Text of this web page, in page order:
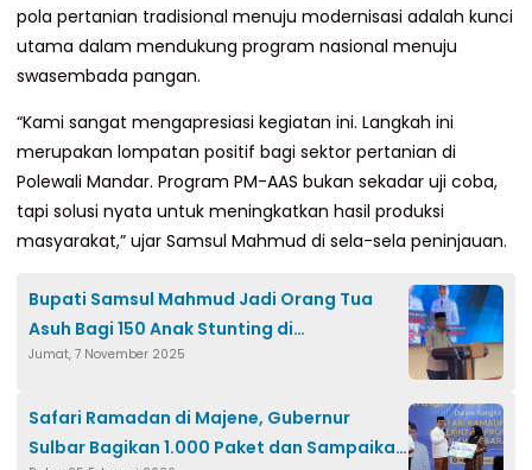
pola pertanian tradisional menuju modernisasi adalah kunci
utama dalam mendukung program nasional menuju
swasembada pangan.
“Kami sangat mengapresiasi kegiatan ini. Langkah ini
merupakan lompatan positif bagi sektor pertanian di
Polewali Mandar. Program PM-AAS bukan sekadar uji coba,
tapi solusi nyata untuk meningkatkan hasil produksi
masyarakat,” ujar Samsul Mahmud di sela-sela peninjauan.
Bupati Samsul Mahmud Jadi Orang Tua
Asuh Bagi 150 Anak Stunting di
Campalagian
Jumat, 7 November 2025
Safari Ramadan di Majene, Gubernur
Sulbar Bagikan 1.000 Paket dan Sampaikan